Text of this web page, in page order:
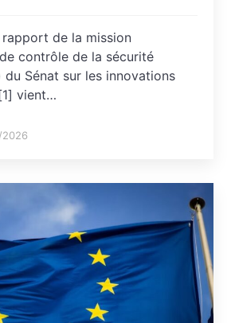
de la mission
contrôle de la sécurité
du Sénat sur les innovations
vient…
2026